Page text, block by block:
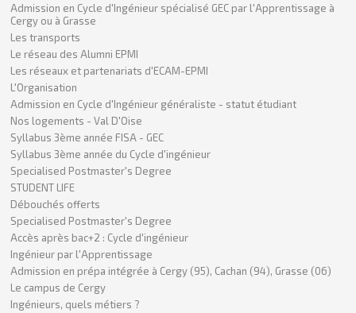
Admission en Cycle d'Ingénieur spécialisé GEC par l'Apprentissage à
Cergy ou à Grasse
Les transports
Le réseau des Alumni EPMI
Les réseaux et partenariats d'ECAM-EPMI
L'Organisation
Admission en Cycle d'Ingénieur généraliste - statut étudiant
Nos logements - Val D'Oise
Syllabus 3ème année FISA - GEC
Syllabus 3ème année du Cycle d'ingénieur
Specialised Postmaster's Degree
STUDENT LIFE
Débouchés offerts
Specialised Postmaster's Degree
Accès après bac+2 : Cycle d'ingénieur
Ingénieur par l'Apprentissage
Admission en prépa intégrée à Cergy (95), Cachan (94), Grasse (06)
Le campus de Cergy
Ingénieurs, quels métiers ?